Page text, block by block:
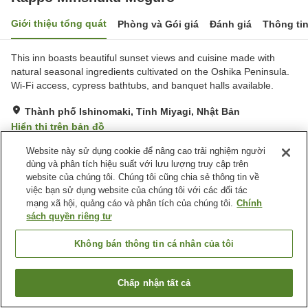
Giới thiệu tổng quát Phòng và Gói giá Đánh giá Thông
This inn boasts beautiful sunset views and cuisine made with
natural seasonal ingredients cultivated on the Oshika Peninsula.
Wi-Fi access, cypress bathtubs, and banquet halls available.
Thành phố Ishinomaki, Tỉnh Miyagi, Nhật Bản
Hiển thị trên bản đồ
Xuất sắc Đánh giá:36 lượt
Tiện nghi chỗ nghỉ
Bãi đỗ xe
Cửa hàng
Sảnh tiệc
Trang chủ Nhật Bản Tỉnh Miyagi
Thành phố Ishinomaki
Kappo Minshuku Meguro
Tìm phòng trống
Website này sử dụng cookie để nâng cao trải nghiệm người
dùng và phân tích hiệu suất với lưu lượng truy cập trên
website của chúng tôi. Chúng tôi cũng chia sẻ thông tin về
việc bạn sử dụng website của chúng tôi với các đối tác
mạng xã hội, quảng cáo và phân tích của chúng tôi. Chính
sách quyền riêng tư
Không bán thông tin cá nhân của tôi
Chấp nhận tất cả